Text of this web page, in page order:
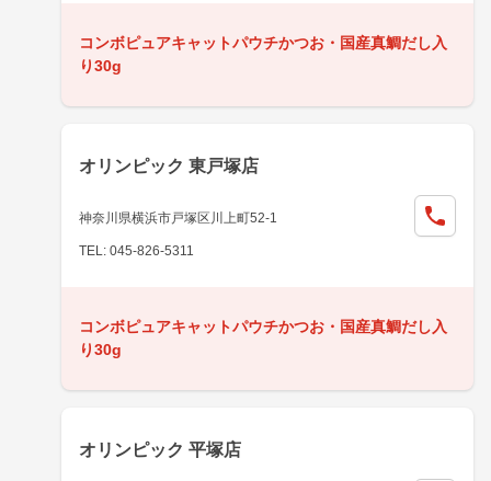
コンボピュアキャットパウチかつお・国産真鯛だし入
り30g
オリンピック 東戸塚店
神奈川県横浜市戸塚区川上町52-1
TEL: 045-826-5311
コンボピュアキャットパウチかつお・国産真鯛だし入
り30g
オリンピック 平塚店